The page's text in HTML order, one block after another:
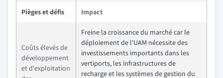
Pièges et défis Impact
Coûts élevés de
développement
et d'exploitation
Freine la croissance du marché car le
déploiement de l'UAM nécessite des
investissements importants dans les
vertiports, les infrastructures de
recharge et les systèmes de gestion du